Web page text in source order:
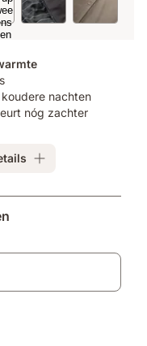
nachten
nóg zachter